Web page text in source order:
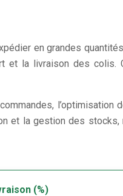
en grandes
et la livraison des colis.
l’optimisation
et la gestion des
(%)